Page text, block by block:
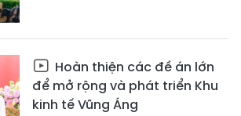
Hoàn thiện các đề án lớn
để mở rộng và phát triển Khu
kinh tế Vũng Áng